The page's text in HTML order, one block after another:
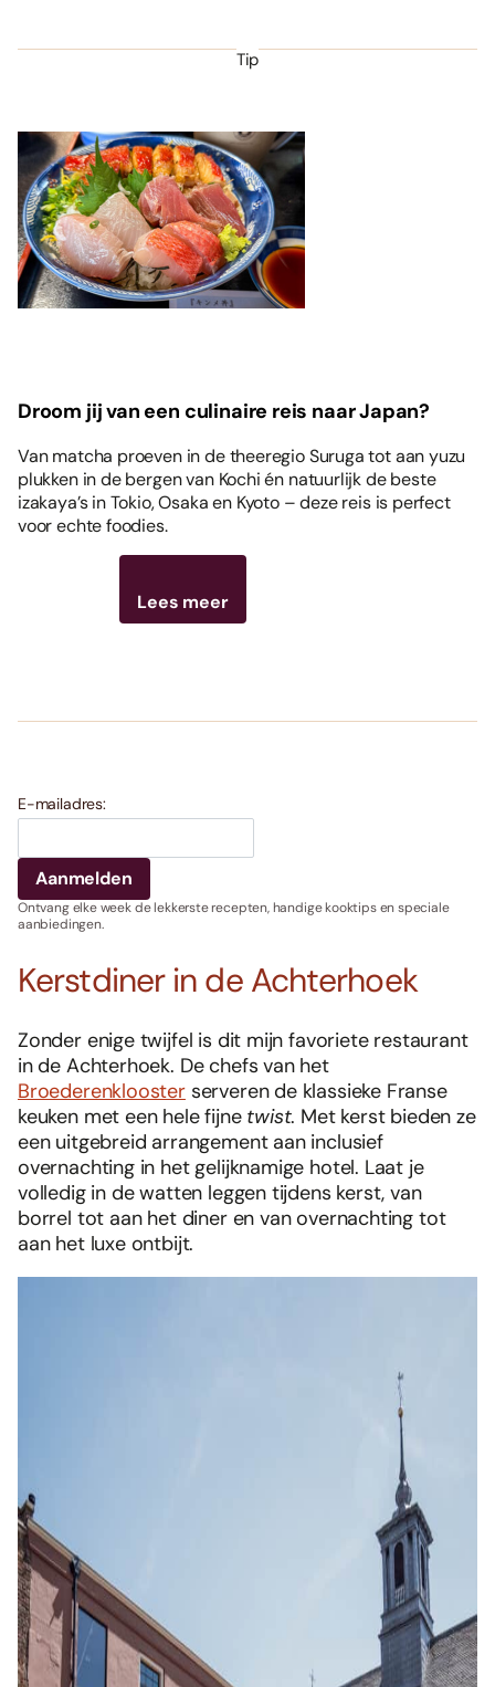
Tip
Droom jij van een culinaire reis naar Japan?
Van matcha proeven in de theeregio Suruga tot aan yuzu
plukken in de bergen van Kochi én natuurlijk de beste
izakaya’s in Tokio, Osaka en Kyoto – deze reis is perfect
voor echte foodies.
Lees meer
E-mailadres:
Ontvang elke week de lekkerste recepten, handige kooktips en speciale
aanbiedingen.
Kerstdiner in de Achterhoek
Zonder enige twijfel is dit mijn favoriete restaurant
in de Achterhoek. De chefs van het
Broederenkloosterserveren de klassieke Franse
keuken met een hele fijne twist. Met kerst bieden ze
een uitgebreid arrangement aan inclusief
overnachting in het gelijknamige hotel. Laat je
volledig in de watten leggen tijdens kerst, van
borrel tot aan het diner en van overnachting tot
aan het luxe ontbijt.